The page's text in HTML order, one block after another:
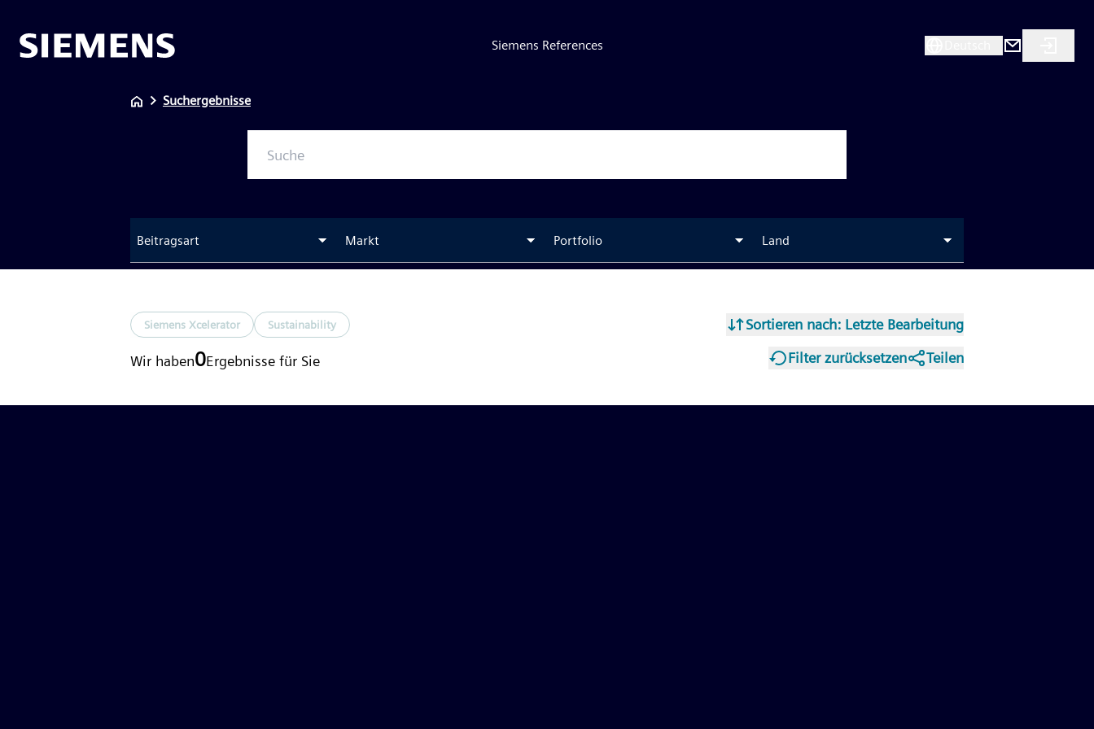
Siemens References
Suchergebnisse
Beitragsart Markt Portfolio Land
Siemens Xcelerator Sustainability Sortieren nach: Letzte Bearbeitung
Wir haben0Ergebnisse für Sie Filter zurücksetzen Teilen